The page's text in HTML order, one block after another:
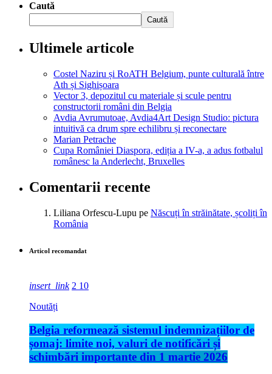
Caută
Caută
Ultimele articole
Costel Naziru și RoATH Belgium, punte culturală între
Ath și Sighișoara
Vector 3, depozitul cu materiale și scule pentru
constructorii români din Belgia
Avdia Avrumutoae, Avdia4Art Design Studio: pictura
intuitivă ca drum spre echilibru și reconectare
Marian Petrache
Cupa României Diaspora, ediția a IV-a, a adus fotbalul
românesc la Anderlecht, Bruxelles
Comentarii recente
Liliana Orfescu-Lupu pe Născuți în străinătate, școliți în
România
Articol recomandat
insert_link 2 10
Noutăți
Belgia reformează sistemul indemnizațiilor de
șomaj: limite noi, valuri de notificări și
schimbări importante din 1 martie 2026